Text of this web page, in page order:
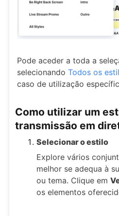
Pode aceder a toda a
selecionando Todos os
caso de utilização
Como utilizar um
transmissão em
Selecionar o estilo
Explore vários
melhor se adequa à
ou tema. Clique em
os elementos